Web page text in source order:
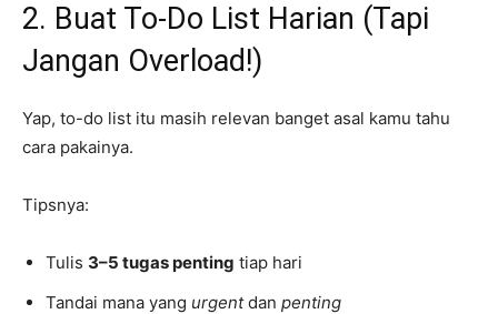
2. Buat To-Do List Harian (Tapi
Jangan Overload!)
Yap, to-do list itu masih relevan banget asal kamu tahu
cara pakainya.
Tipsnya:
Tulis 3–5 tugas penting tiap hari
Tandai mana yang urgentdan penting